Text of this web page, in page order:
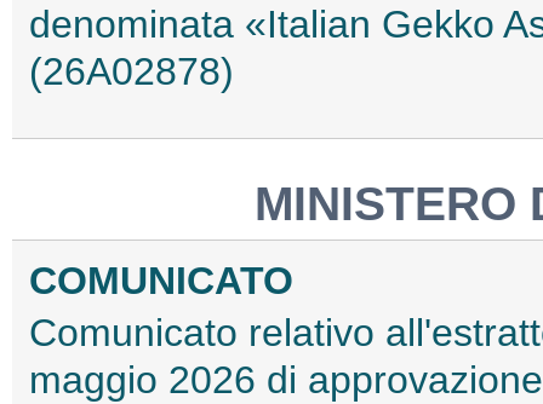
denominata «Italian Gekko
(26A02878)
MINISTERO
COMUNICATO
Comunicato relativo
maggio 2026 di